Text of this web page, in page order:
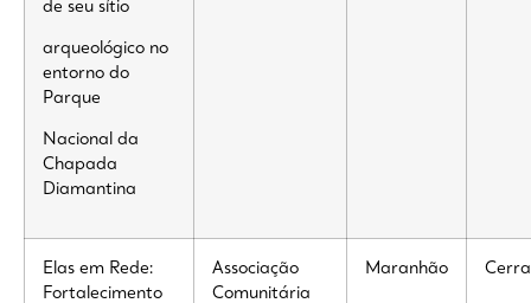
de seu sítio
arqueológico no
entorno do
Parque
Nacional da
Chapada
Diamantina
Elas em Rede:
Fortalecimento
Associação
Comunitária
Maranhão